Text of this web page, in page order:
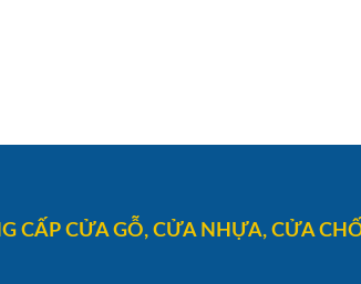
CẤP CỬA GỖ, CỬA NHỰA, CỬA